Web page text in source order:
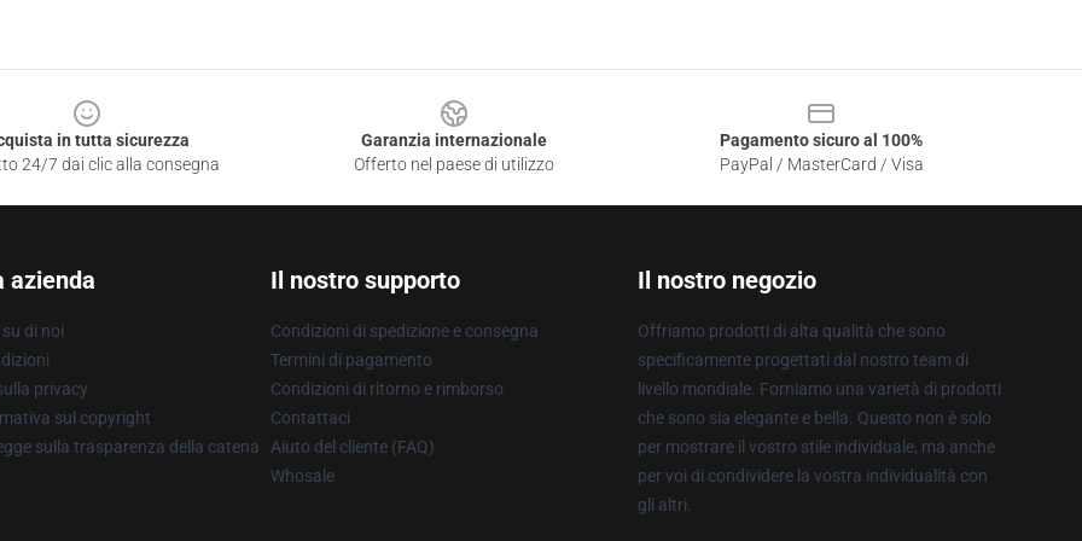
in tutta sicurezza
24/7 dai clic alla consegna
Garanzia internazionale
Offerto nel paese di utilizzo
Pagamento sicuro al 100%
PayPal / MasterCard / Visa
azienda
di noi
privacy
sul copyright
sulla trasparenza della catena
Il nostro supporto
Condizioni di spedizione e consegna
Termini di pagamento
Condizioni di ritorno e rimborso
Contattaci
Aiuto del cliente (FAQ)
Whosale
Il nostro negozio
Offriamo prodotti di alta qualità che sono
specificamente progettati dal nostro team di
livello mondiale. Forniamo una varietà di prodotti
che sono sia elegante e bella. Questo non è solo
per mostrare il vostro stile individuale, ma anche
per voi di condividere la vostra individualità con
gli altri.